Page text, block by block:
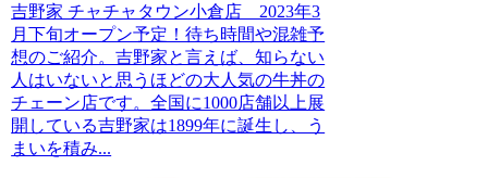
吉野家 チャチャタウン小倉店 2023年3
月下旬オープン予定！待ち時間や混雑予
想のご紹介。吉野家と言えば、知らない
人はいないと思うほどの大人気の牛丼の
チェーン店です。全国に1000店舗以上展
開している吉野家は1899年に誕生し、う
まいを積み...